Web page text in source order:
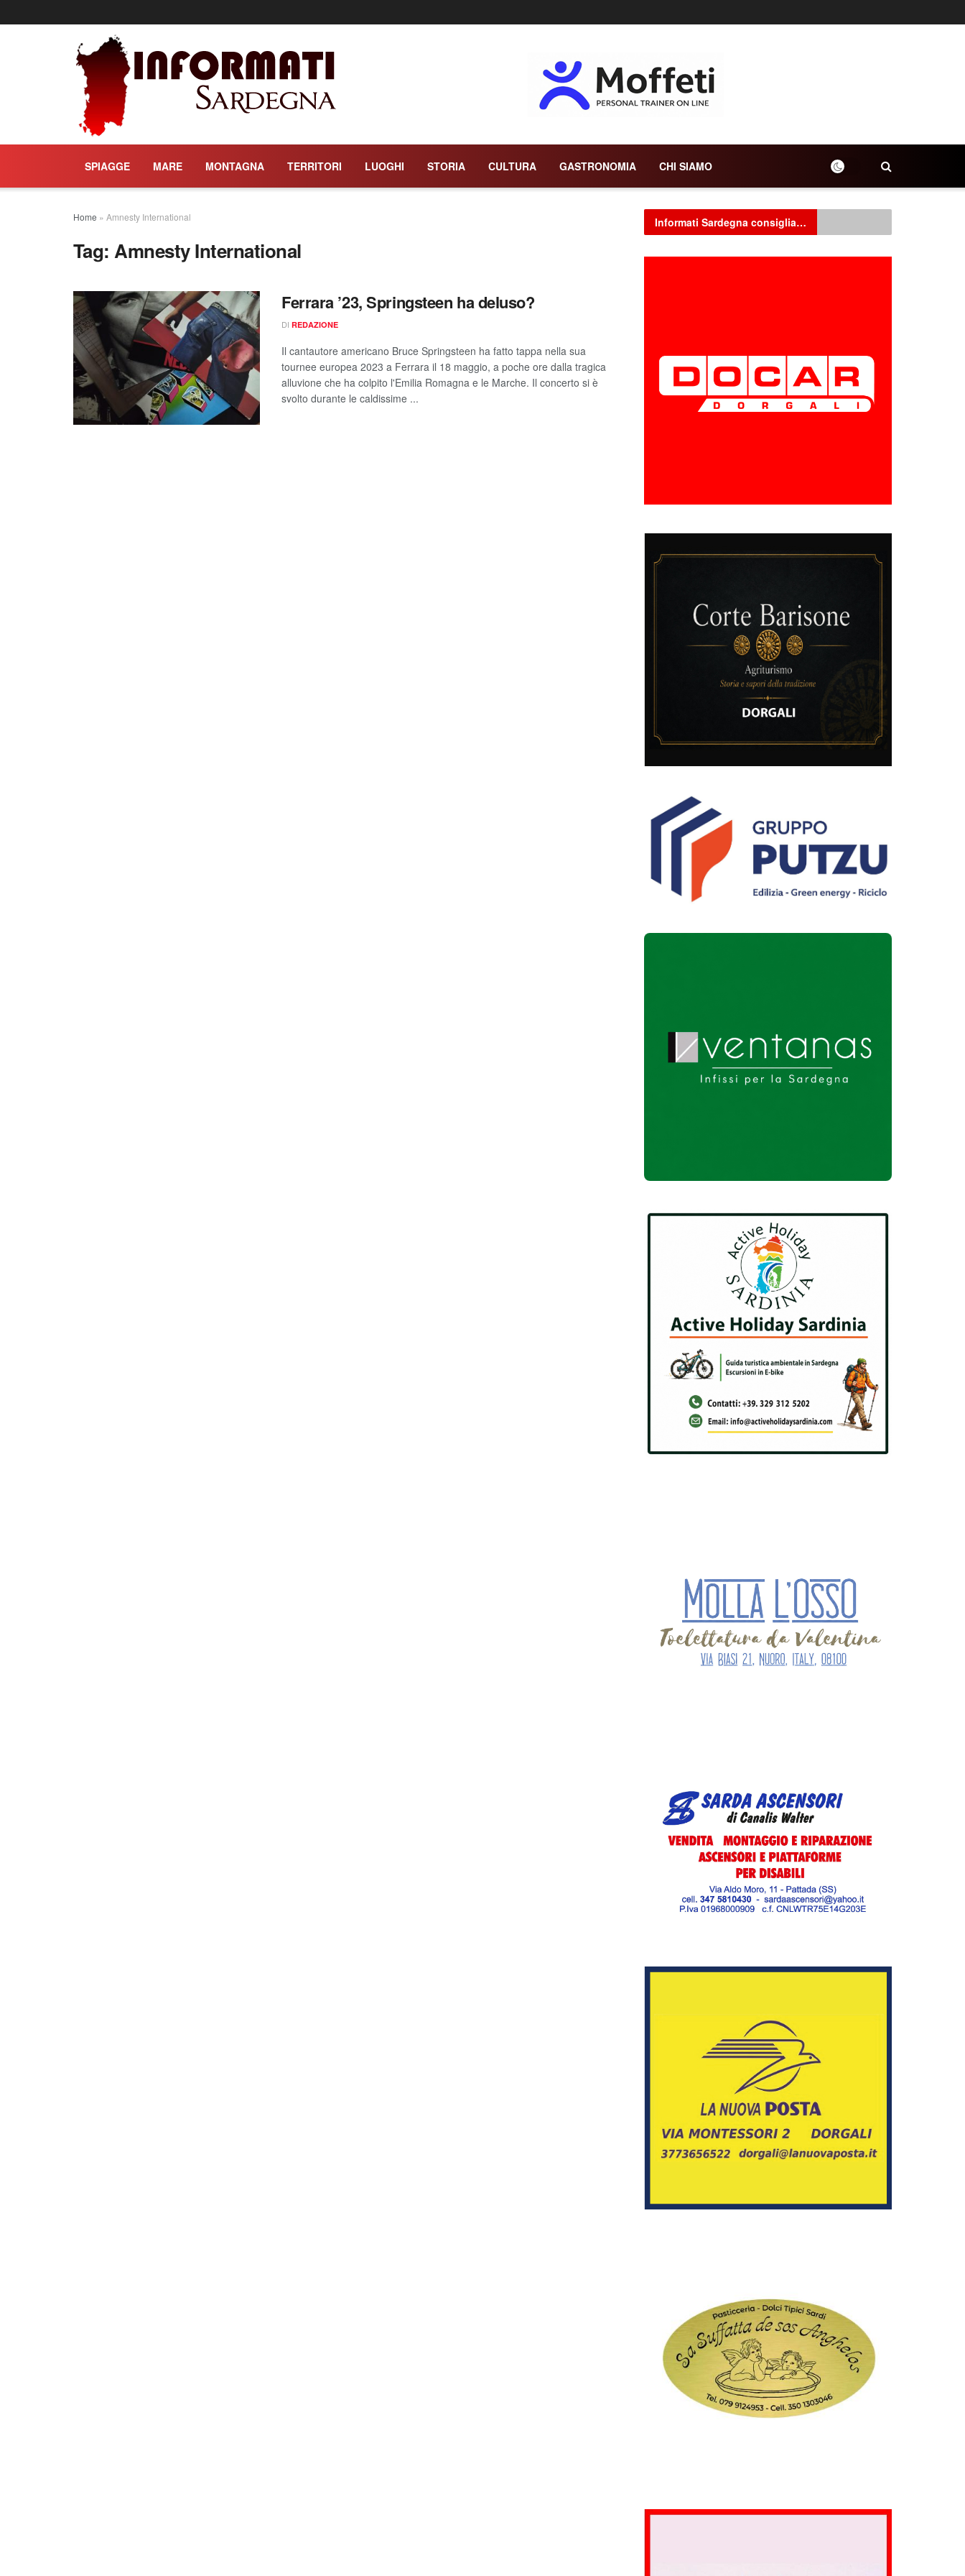
SPIAGGE MARE MONTAGNA TERRITORI LUOGHI STORIA CULTURA GASTRONOMIA CHI SIAMO
Home » Amnesty International
Tag:Amnesty International
Ferrara ’23, Springsteen ha deluso?
DI REDAZIONE
Il cantautore americano Bruce Springsteen ha fatto tappa nella sua
tournee europea 2023 a Ferrara il 18 maggio, a poche ore dalla tragica
alluvione che ha colpito l'Emilia Romagna e le Marche. Il concerto si è
svolto durante le caldissime ...
Informati Sardegna consiglia…